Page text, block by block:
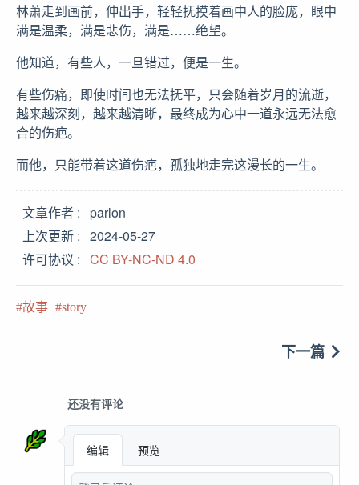
林萧走到画前，伸出手，轻轻抚摸着画中人的脸庞，眼中
满是温柔，满是悲伤，满是……绝望。
他知道，有些人，一旦错过，便是一生。
有些伤痛，即使时间也无法抚平，只会随着岁月的流逝，
越来越深刻，越来越清晰，最终成为心中一道永远无法愈
合的伤疤。
而他，只能带着这道伤疤，孤独地走完这漫长的一生。
文章作者
parlon
上次更新
2024-05-27
许可协议
CC BY-NC-ND 4.0
故事 story
下一篇